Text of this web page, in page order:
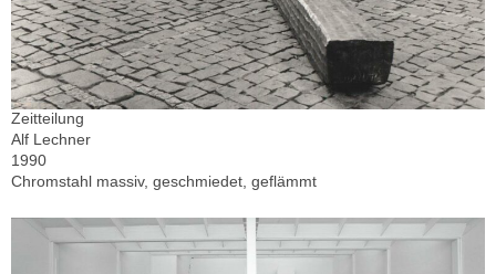
Zeitteilung
Alf Lechner
1990
Chromstahl massiv, geschmiedet, geflämmt